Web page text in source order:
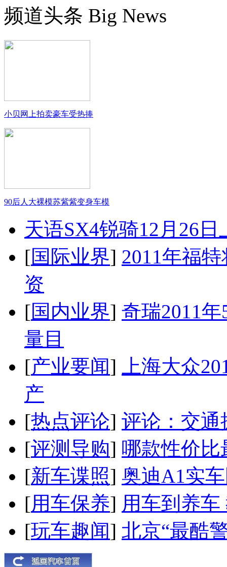
频道头条 Big News
小贝网上拍卖豪车受热捧
90后人大裸模苏紫紫变身车模
天语SX4锐骑12月26
[国际业界] 2011年福
资
[国内业界] 奇瑞2011
量目
[产业要闻]
上海大众
产
[热点评论] 评论：交通
[评测导购] 哪款性价比
[新车谍照] 奥迪A1实
[用车保养] 用车到养
[玩车趣闻] 北京“最酷